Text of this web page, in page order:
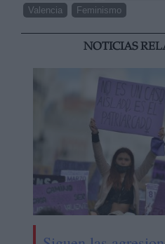
Valencia
Feminismo
NOTICIAS